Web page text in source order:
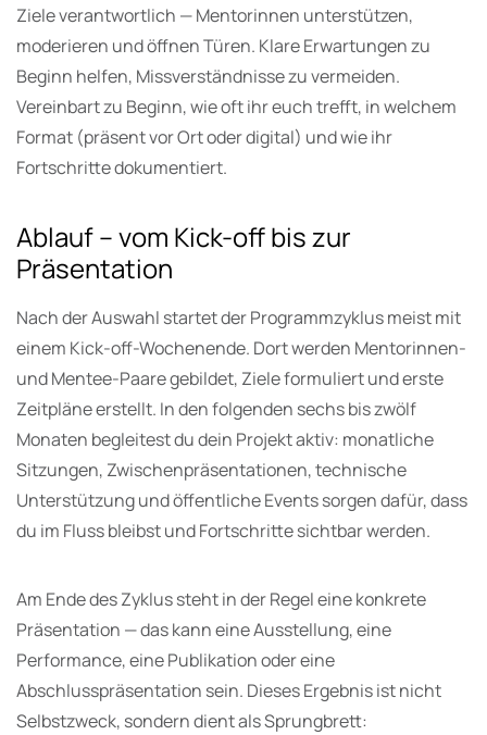
Ziele verantwortlich — Mentorinnen unterstützen,
moderieren und öffnen Türen. Klare Erwartungen zu
Beginn helfen, Missverständnisse zu vermeiden.
Vereinbart zu Beginn, wie oft ihr euch trefft, in welchem
Format (präsent vor Ort oder digital) und wie ihr
Fortschritte dokumentiert.
Ablauf – vom Kick-off bis zur
Präsentation
Nach der Auswahl startet der Programmzyklus meist mit
einem Kick-off-Wochenende. Dort werden Mentorinnen-
und Mentee-Paare gebildet, Ziele formuliert und erste
Zeitpläne erstellt. In den folgenden sechs bis zwölf
Monaten begleitest du dein Projekt aktiv: monatliche
Sitzungen, Zwischenpräsentationen, technische
Unterstützung und öffentliche Events sorgen dafür, dass
du im Fluss bleibst und Fortschritte sichtbar werden.
Am Ende des Zyklus steht in der Regel eine konkrete
Präsentation — das kann eine Ausstellung, eine
Performance, eine Publikation oder eine
Abschlusspräsentation sein. Dieses Ergebnis ist nicht
Selbstzweck, sondern dient als Sprungbrett: